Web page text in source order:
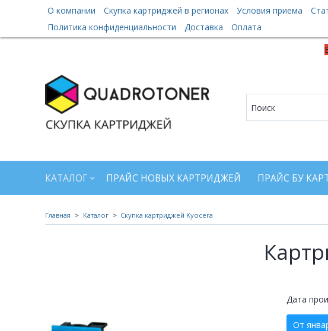
О компании Скупка картриджей в регионах Условия приема
Политика конфиденциальности
Доставка Оплата
КАТАЛОГ ПРАЙС НОВЫХ КАРТРИДЖЕЙ ПРАЙС БУ
Главная Каталог Скупка картриджей Kyocera
Дата
От